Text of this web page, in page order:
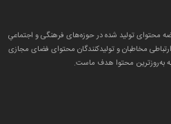
محتوای تولید شده در حوزه‌های فرهنگی و اجتماعیِ
مخاطبان و تولید‌کنندگان محتوای فضای مجازی
به‌روزترین محتوا هدف ماست.